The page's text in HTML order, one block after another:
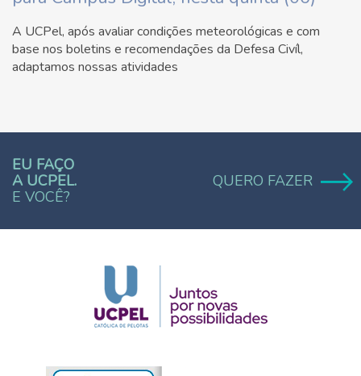
A UCPel, após avaliar condições meteorológicas e com
base nos boletins e recomendações da Defesa Civíl,
adaptamos nossas atividades
EU FAÇO
A UCPEL.
E VOCÊ?
QUERO FAZER